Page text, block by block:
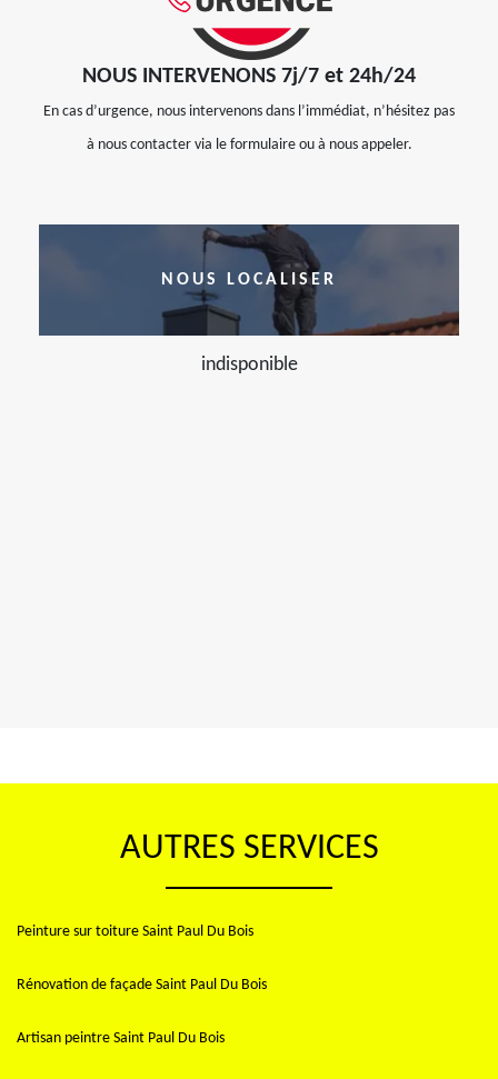
NOUS INTERVENONS 7j/7 et 24h/24
En cas d’urgence, nous intervenons dans l’immédiat, n’hésitez pas
à nous contacter via le formulaire ou à nous appeler.
NOUS LOCALISER
indisponible
AUTRES SERVICES
Peinture sur toiture Saint Paul Du Bois
Rénovation de façade Saint Paul Du Bois
Artisan peintre Saint Paul Du Bois